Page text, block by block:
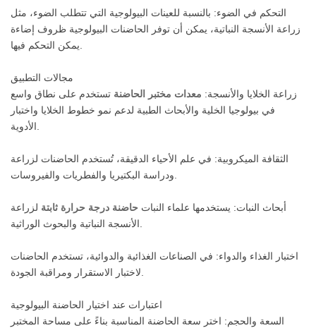
التحكم في الضوء: بالنسبة للعينات البيولوجية التي تتطلب الضوء، مثل
زراعة الأنسجة النباتية، يمكن أن توفر الحاضنات البيولوجية ظروف إضاءة
مجالات التطبيق
زراعة الخلايا والأنسجة: معدات مختبر الحاضنة تستخدم على نطاق واسع
في بيولوجيا الخلية والأبحاث الطبية لدعم نمو خطوط الخلايا واختبار
الثقافة الميكروبية: في علم الأحياء الدقيقة، تُستخدم الحاضنات لزراعة
أبحاث النبات: يستخدمها علماء النبات حاضنة درجة حرارة ثابتة لزراعة
اختبار الغذاء والدواء: في الصناعات الغذائية والدوائية، تستخدم الحاضنات
اعتبارات عند اختيار الحاضنة البيولوجية
السعة والحجم: اختر سعة الحاضنة المناسبة بناءً على مساحة المختبر